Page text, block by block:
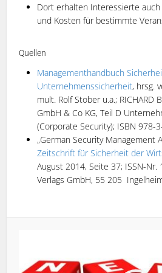
Dort erhalten Interessierte auch
und Kosten für bestimmte
Quellen
Managementhandbuch
Unternehmenssicherheit, hrsg.
mult. Rolf Stober u.a.; RICHARD
GmbH & Co KG, Teil D
(Corporate Security); ISBN 978-
„German Security Management
Zeitschrift für Sicherheit der
August 2014, Seite 37; ISSN-Nr.
Verlags GmbH, 55 205